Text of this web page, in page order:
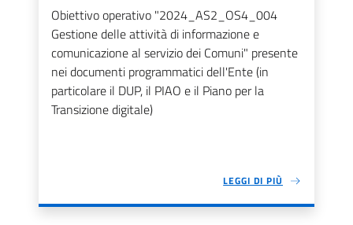
Obiettivo operativo "2024_AS2_OS4_004
Gestione delle attività di informazione e
comunicazione al servizio dei Comuni" presente
nei documenti programmatici dell'Ente (in
particolare il DUP, il PIAO e il Piano per la
Transizione digitale)
LEGGI DI PIÙ